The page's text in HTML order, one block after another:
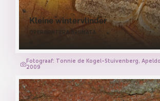
Kleine wintervlinder
OPEROPHTERA BRUMATA
Fotograaf: Tonnie de Kogel-Stuivenberg,
2009